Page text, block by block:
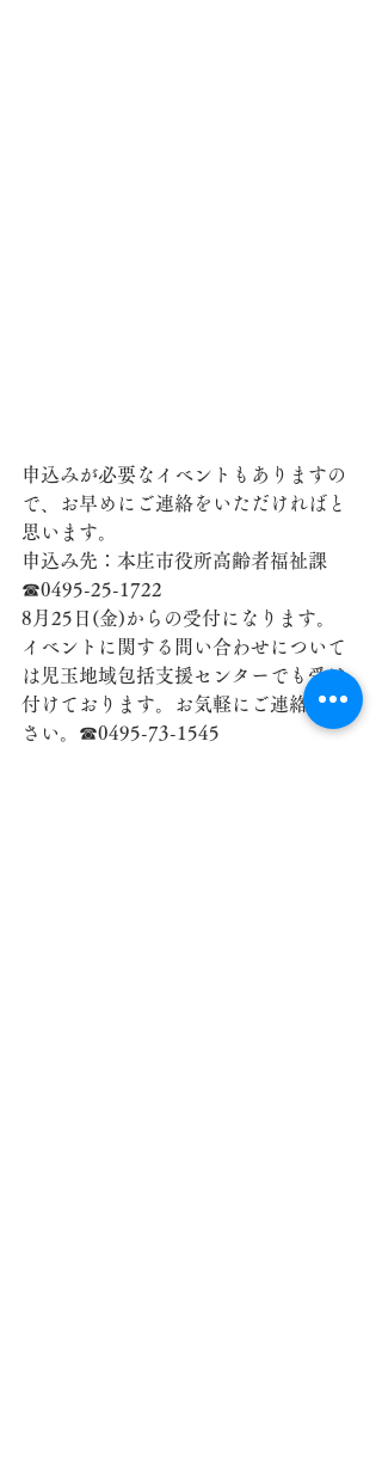
申込みが必要なイベントもありますの
で、お早めにご連絡をいただければと
思います。
申込み先：本庄市役所高齢者福祉課
☎0495-25-1722
8月25日(金)からの受付になります。
イベントに関する問い合わせについて
は児玉地域包括支援センターでも受け
付けております。お気軽にご連絡くだ
さい。☎0495-73-1545